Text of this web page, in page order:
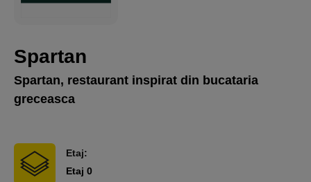
Spartan
Spartan, restaurant inspirat din bucataria
greceasca
Etaj:
Etaj 0